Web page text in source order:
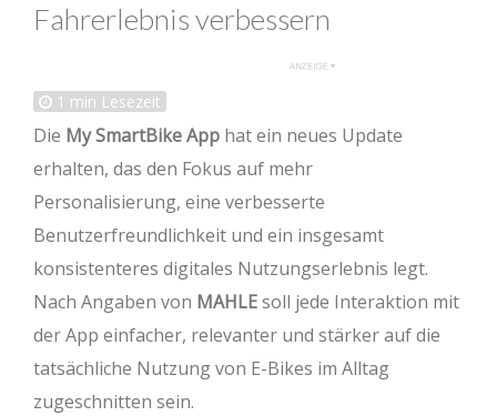
Fahrerlebnis verbessern
1 min Lesezeit
Die My SmartBike App hat ein neues Update
erhalten, das den Fokus auf mehr
Personalisierung, eine verbesserte
Benutzerfreundlichkeit und ein insgesamt
konsistenteres digitales Nutzungserlebnis legt.
Nach Angaben von MAHLEsoll jede Interaktion mit
der App einfacher, relevanter und stärker auf die
tatsächliche Nutzung von E-Bikes im Alltag
zugeschnitten sein.